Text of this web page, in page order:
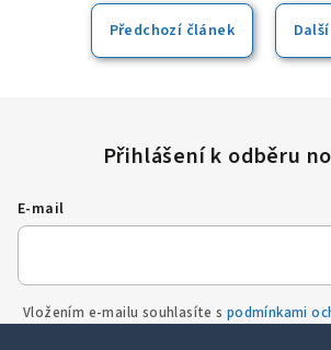
Windows včetně nejnovějších ovladačů.
zařízení pouze zapnout a můžete ihned
Předchozí článek
E-mail
Vložením e-mailu souhlasíte s podmínkami